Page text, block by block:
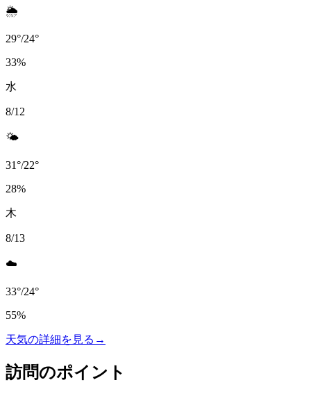
🌦️
29°/24°
33%
水
8/12
🌤️
31°/22°
28%
木
8/13
☁️
33°/24°
55%
天気の詳細を見る →
訪問のポイント